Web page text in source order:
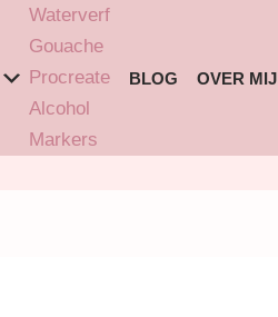
Waterverf
Gouache
Procreate
Alcohol
Markers
BLOG OVER MIJ